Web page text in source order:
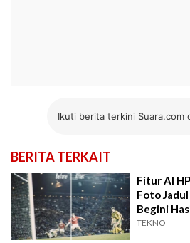
Ikuti berita terkini Suara.com
BERITA TERKAIT
Fitur AI
Foto
Begini
TEKNO